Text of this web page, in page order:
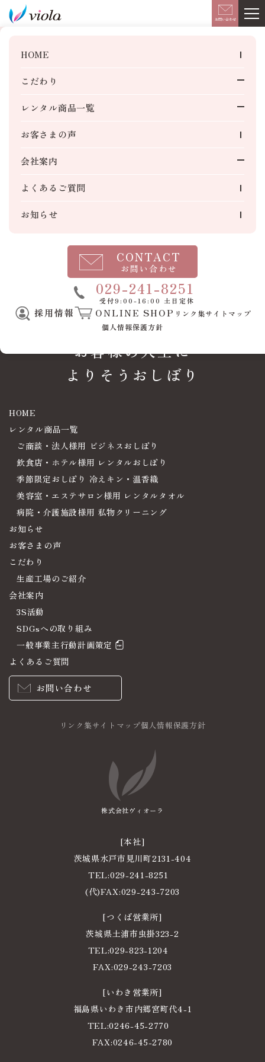
お問い合わせ
HOME
こだわり
生産工場のご紹介
レンタル商品一覧
ご商談・法人様用
飲食店・ホテル様用
冷えキン・芯まで温香織
レンタルタオル
病院・介護施設様用
私物クリーニング
お客さまの声
会社案内
3S活動
よくあるご質問
お知らせ
CONTACT
お問い合わせ
電
話
号
029-241-8251
受付9:00-16:00 土日定休
採用情報 ONLINE SHOP リンク集サイトマップ
個人情報保護方針
お知らせ
2019.06.17 お知らせ
「スポルテック2019」出展決定！！
7月9日(火)～11日(木) 東京ビッグサイト青海展示棟で開催され
る「スポルテック2019」にヴィオーラが出展決定！！ ぜひ、
【B-12-43】（無料招待券ご希望の方はお気軽にお問い合わせ
一覧へ戻る
お客様の人生に
よりそうおしぼり
HOME
レンタル商品一覧
ご商談・法人様用 ビジネスおしぼり
飲食店・ホテル様用 レンタルおしぼり
季節限定おしぼり 冷えキン・温香織
美容室・エステサロン様用 レンタルタオル
病院・介護施設様用 私物クリーニング
お知らせ
お客さまの声
こだわり
生産工場のご紹介
会社案内
3S活動
SDGsへの取り組み
一般事業主行動計画策定
よくあるご質問
お問い合わせ
株式会社ヴィオーラ
[本社]
茨城県水戸市見川町2131-404
TEL:
電
番
号
029-241-8251
(代)FAX:029-243-7203
[つくば営業所]
茨城県土浦市虫掛323-2
TEL:
電
番
号
029-823-1204
FAX:029-243-7203
[いわき営業所]
福島県いわき市内郷宮町代4-1
TEL:
電
0246-45-2770
FAX:0246-45-2780
リンク集サイトマップ個人情報保護方針